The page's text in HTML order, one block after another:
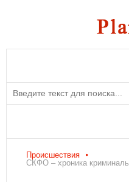
Происшествия
СКФО – хроника